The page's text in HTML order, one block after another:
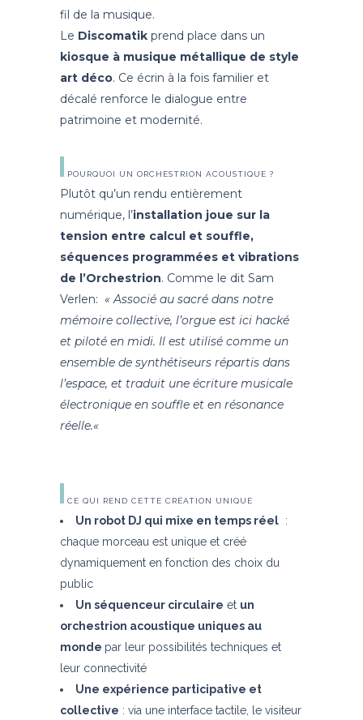
fil de la musique.
Le Discomatik prend place dans un
kiosque à musique métallique de style
art déco. Ce écrin à la fois familier et
décalé renforce le dialogue entre
patrimoine et modernité.
POURQUOI UN ORCHESTRION ACOUSTIQUE ?
Plutôt qu’un rendu entièrement
numérique, l’installation joue sur la
tension entre calcul et souffle,
séquences programmées et vibrations
de l’Orchestrion. Comme le dit Sam
Verlen: «Associé au sacré dans notre
mémoire collective, l’orgue est ici hacké
et piloté en midi. Il est utilisé comme un
ensemble de synthétiseurs répartis dans
l’espace, et traduit une écriture musicale
électronique en souffle et en résonance
réelle.«
CE QUI REND CETTE CRÉATION UNIQUE
Un robot DJ qui mixe en temps réel :
chaque morceau est unique et créé
dynamiquement en fonction des choix du
public
Un séquenceur circulaire et un
orchestrion acoustique uniques au
monde par leur possibilités techniques et
leur connectivité
Une expérience participative et
collective : via une interface tactile, le visiteur